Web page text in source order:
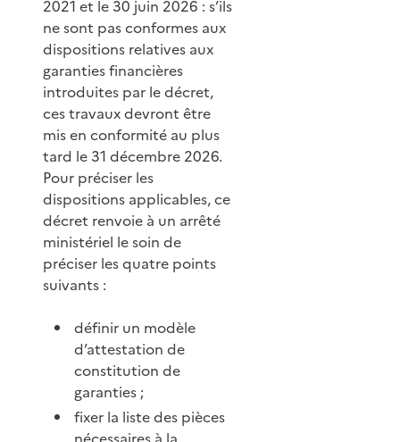
2021 et le 30 juin 2026 : s’ils
ne sont pas conformes aux
dispositions relatives aux
garanties financières
introduites par le décret,
ces travaux devront être
mis en conformité au plus
tard le 31 décembre 2026.
Pour préciser les
dispositions applicables, ce
décret renvoie à un arrêté
ministériel le soin de
préciser les quatre points
suivants :
définir un modèle
d’attestation de
constitution de
garanties ;
fixer la liste des pièces